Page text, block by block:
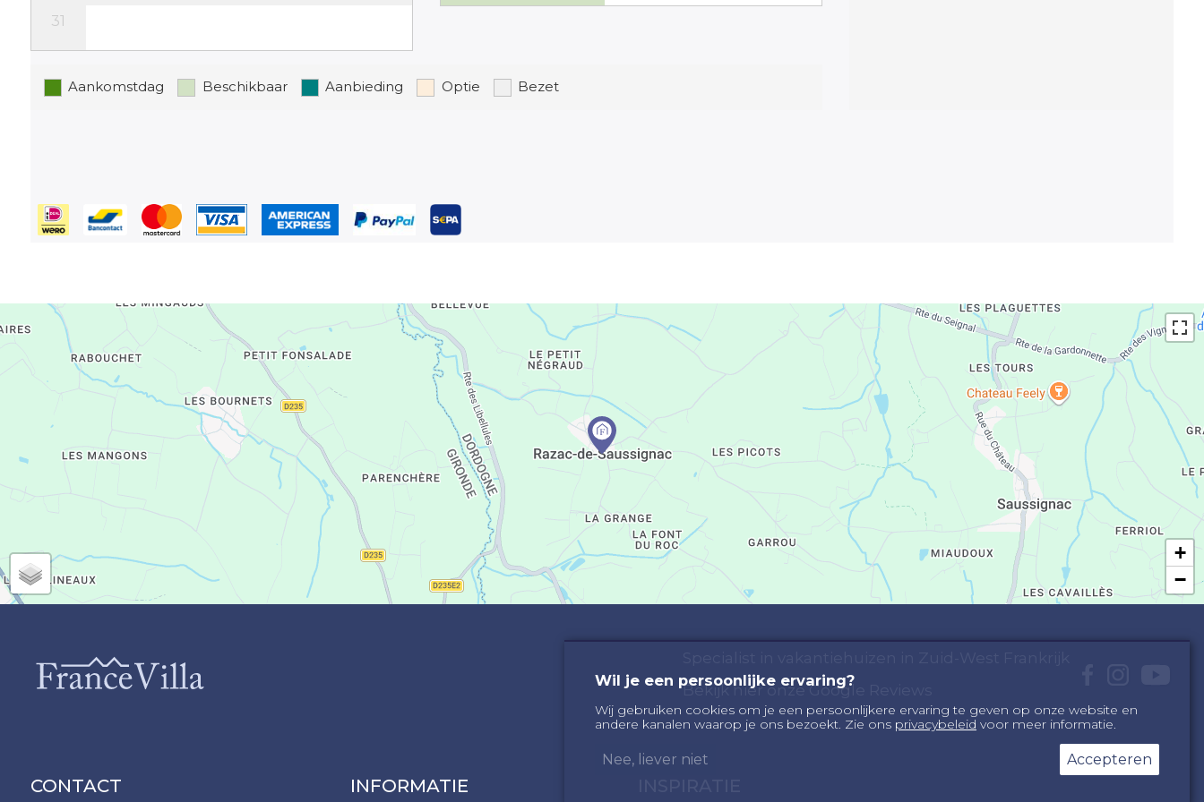
31
Aankomstdag Beschikbaar Aanbieding Optie Bezet
+
−
Bekijk hier onze Google Reviews
CONTACT INFORMATIE
Wil je een persoonlijke ervaring?
Wij gebruiken cookies om je een persoonlijkere ervaring te geven op onze website en
andere kanalen waarop je ons bezoekt. Zie ons privacybeleid voor meer informatie.
Nee, liever niet Accepteren